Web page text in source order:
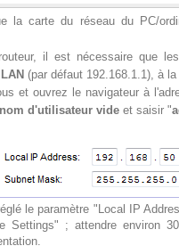
la carte du réseau du PC/
il est nécessaire que
(par défaut 192.168.1.1), à
et ouvrez le navigateur à
nom d'utilisateur videet saisir "
le paramètre "Local IP
Settings" ; attendre environ